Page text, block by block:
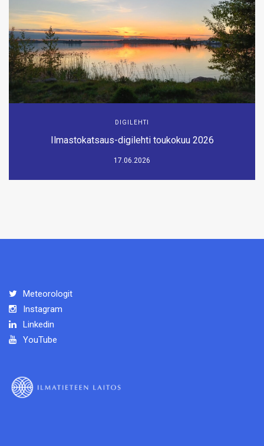
DIGILEHTI
Ilmastokatsaus-digilehti toukokuu 2026
17.06.2026
Meteorologit
Instagram
Linkedin
YouTube